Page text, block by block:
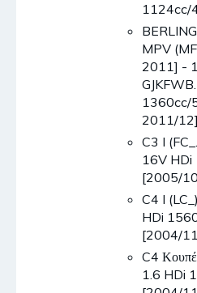
1124cc/
MPV
2011] -
1360cc/
2011/12]
C3 I
16V
[2005/
C4 I
HDi
[2004/
C4
1.6 HDi